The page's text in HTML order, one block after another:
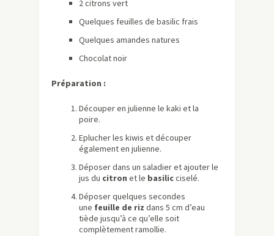
2 citrons vert
Quelques feuilles de basilic frais
Quelques amandes natures
Chocolat noir
Préparation :
Découper en julienne le kaki et la
poire.
Eplucher les kiwis et découper
également en julienne.
Déposer dans un saladier et ajouter le
jus du citron et le basilicciselé.
Déposer quelques secondes
une feuille de riz dans 5 cm d’eau
tiède jusqu’à ce qu’elle soit
complètement ramollie.